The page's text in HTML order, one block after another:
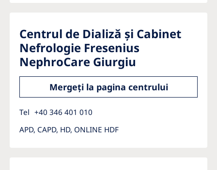
Centrul de Dializă și Cabinet
Nefrologie Fresenius
NephroCare Giurgiu
Mergeți la pagina centrului
Tel +40 346 401 010
APD, CAPD, HD, ONLINE HDF